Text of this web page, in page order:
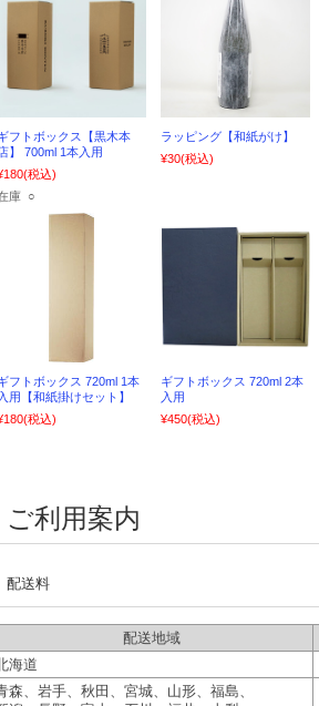
フトボックス【黒木本
】 700ml 1本入用
(税込)
庫 ○
ラッピング【和紙がけ】
¥30(税込)
フトボックス 720ml 1本
入用【和紙掛けセット】
(税込)
ギフトボックス 720ml 2本
入用
¥450(税込)
ご利用案内
配送料
配送地域
海道
森、岩手、秋田、宮城、山形、福島、